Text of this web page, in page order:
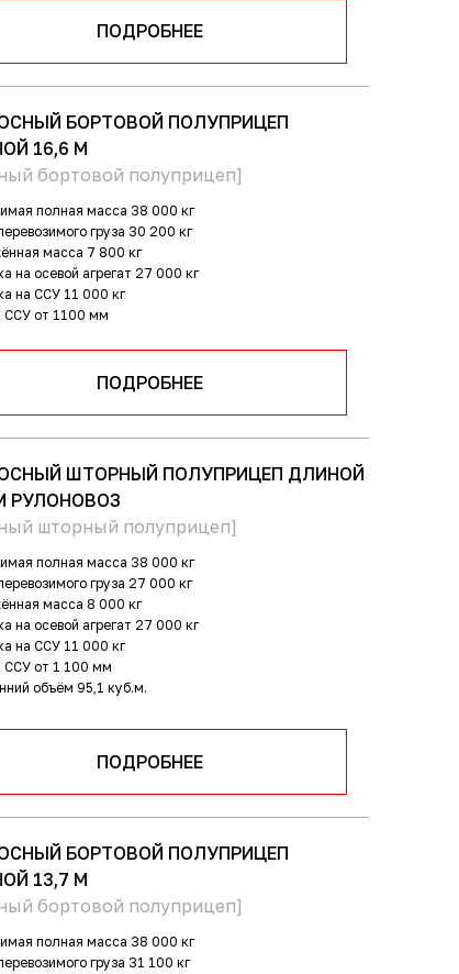
ПОДРОБНЕЕ
БОРТОВОЙ ПОЛУПРИЦЕП
16,6 М
бортовой полуприцеп]
полная масса 38 000 кг
груза 30 200 кг
масса 7 800 кг
на осевой агрегат 27 000 кг
на ССУ 11 000 кг
ССУот 1100 мм
ПОДРОБНЕЕ
ШТОРНЫЙ ПОЛУПРИЦЕП ДЛИНОЙ
РУЛОНОВОЗ
шторный полуприцеп]
полная масса 38 000 кг
груза 27 000 кг
масса 8 000 кг
на осевой агрегат 27 000 кг
на ССУ 11 000 кг
ССУот 1 100 мм
объём 95,1 куб.м.
ПОДРОБНЕЕ
БОРТОВОЙ ПОЛУПРИЦЕП
13,7 М
бортовой полуприцеп]
полная масса 38 000 кг
груза 31 100 кг